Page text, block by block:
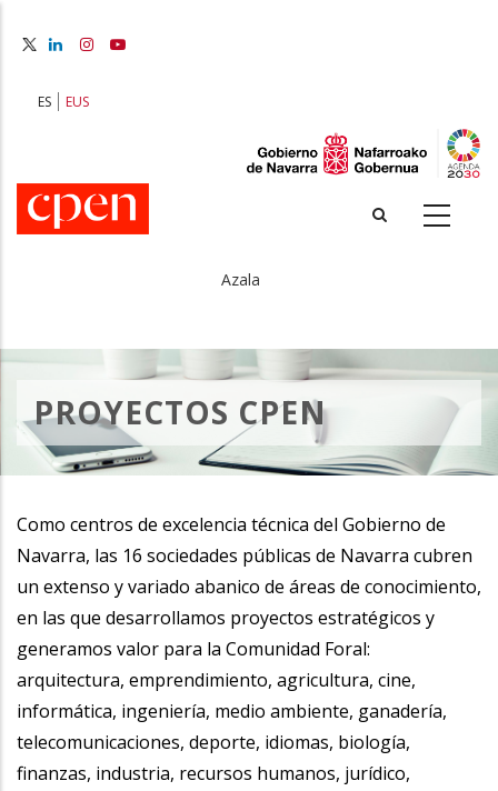
content
ES EUS
Azala
PROYECTOS CPEN
Como centros de excelencia técnica del Gobierno de
Navarra, las 16 sociedades públicas de Navarra cubren
un extenso y variado abanico de áreas de conocimiento,
en las que desarrollamos proyectos estratégicos y
generamos valor para la Comunidad Foral:
arquitectura, emprendimiento, agricultura, cine,
informática, ingeniería, medio ambiente, ganadería,
telecomunicaciones, deporte, idiomas, biología,
finanzas, industria, recursos humanos, jurídico,